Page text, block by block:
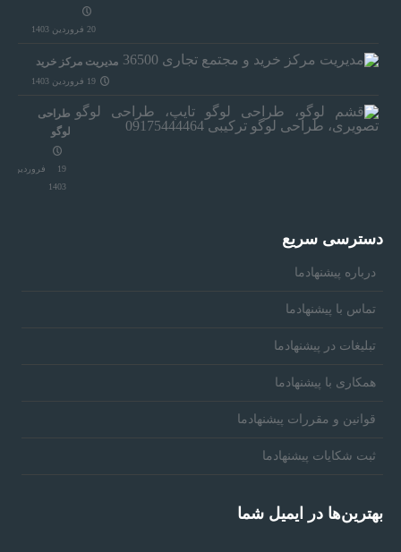
20 فروردین 1403
مدیریت مرکز خرید
19 فروردین 1403
طراحی
لوگو
19 فروردین
1403
دسترسی سریع
درباره پیشنهادما
تماس با پیشنهادما
تبلیغات در پیشنهادما
همکاری با پیشنهادما
قوانین و مقررات پیشنهادما
ثبت شکایات پیشنهادما
بهترین‌ها در ایمیل شما